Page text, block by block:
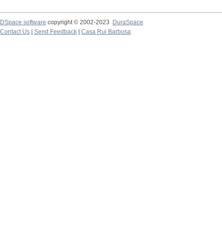
DSpace software copyright © 2002-2023
DuraSpace
Contact Us
Send Feedback Casa Rui Barbosa